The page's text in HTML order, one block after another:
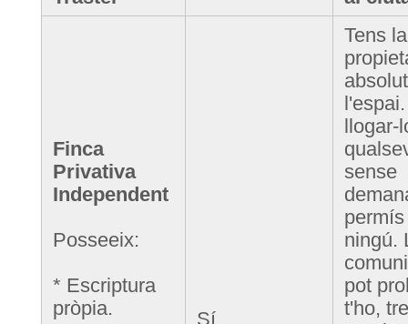
Finca
Privativa
Independent
Posseeix:
* Escriptura
pròpia.
Sí
Tens la
llogar-
sense
ningú.
pot
t'ho,